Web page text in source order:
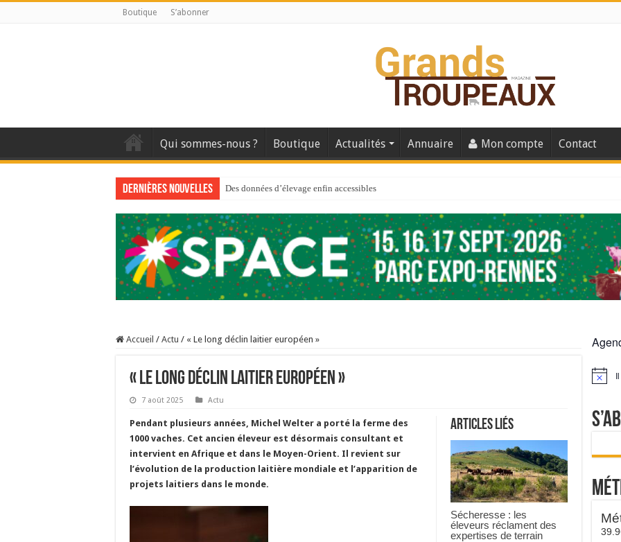
Boutique S’abonner
Qui sommes-nous ? Boutique Actualités Annuaire Mon compte Contact
Dernières nouvelles Des données d’élevage enfin accessibles
Au sommaire du premier numéro de 2025
Au sommaire de GTM 110
Aidez-nous à améliorer la santé de vos veaux !
Au sommaire de GTM 91
À l’est, un nouveau virus
Un été fructueux pour Lactalis
Accueil / Actu / « Le long déclin laitier européen »
« Le long déclin laitier européen »
7 août 2025 Actu
Articles liés
Sécheresse : les
éleveurs réclament des
expertises de terrain
Pendant plusieurs années, Michel Welter a porté la ferme des
1000 vaches. Cet ancien éleveur est désormais consultant et
intervient en Afrique et dans le Moyen-Orient. Il revient sur
l’évolution de la production laitière mondiale et l’apparition de
projets laitiers dans le monde.
Notice